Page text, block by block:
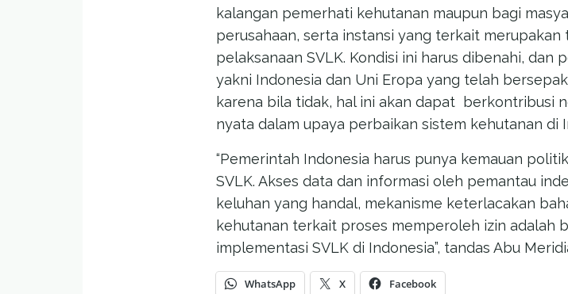
kalangan pemerhati kehutanan maupun bagi
perusahaan, serta instansi yang terkait
pelaksanaan SVLK. Kondisi ini harus dibenahi,
yakni Indonesia dan Uni Eropa yang telah
karena bila tidak, hal ini akan dapat berkontribusi
nyata dalam upaya perbaikan sistem kehutanan di
“Pemerintah Indonesia harus punya kemauan
SVLK. Akses data dan informasi oleh pemantau
keluhan yang handal, mekanisme keterlacakan
kehutanan terkait proses memperoleh izin adalah
implementasi SVLK di Indonesia”, tandas Abu
WhatsApp X Facebook